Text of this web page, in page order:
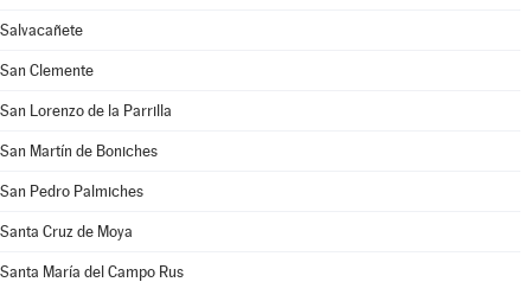
Salvacañete
San Clemente
San Lorenzo de la Parrilla
San Martín de Boniches
San Pedro Palmiches
Santa Cruz de Moya
Santa María del Campo Rus